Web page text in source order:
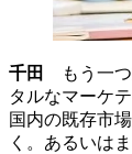
千田
もう一つ
タルなマーケ
国内の既存市
く。あるいは